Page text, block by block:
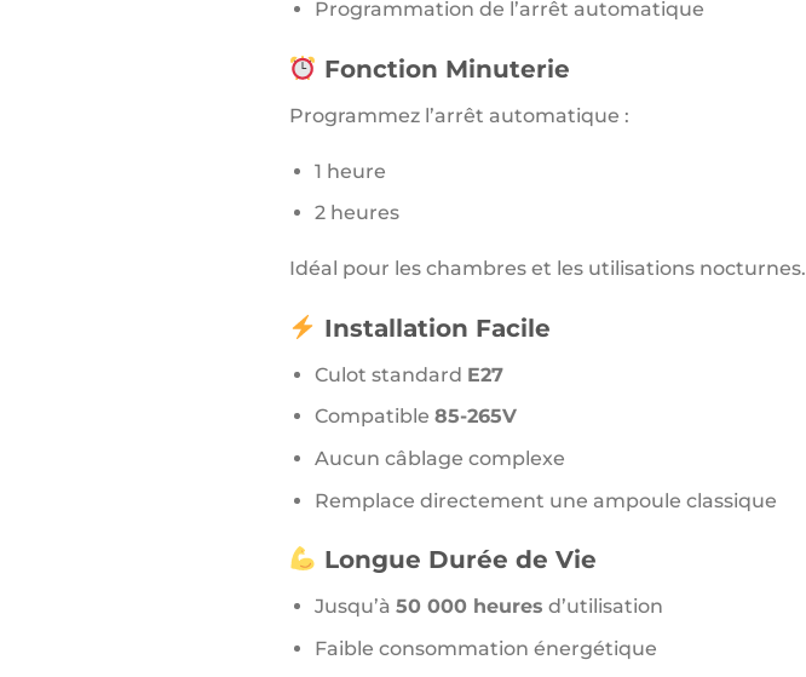
Programmation de l’arrêt automatique
Fonction Minuterie
Programmez l’arrêt automatique :
1 heure
2 heures
Idéal pour les chambres et les utilisations nocturnes.
Installation Facile
Culot standard E27
Compatible 85-265V
Aucun câblage complexe
Remplace directement une ampoule classique
Longue Durée de Vie
Jusqu’à 50 000 heures d’utilisation
Faible consommation énergétique